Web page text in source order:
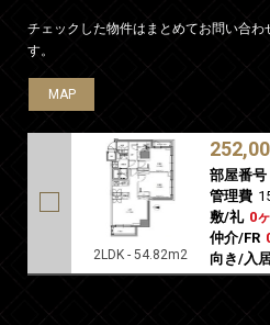
チェックした物件はまとめてお問い合わ
す。
MAP
2LDK - 54.82m2
部屋番号
管理費
敷/礼 0
仲介/FR
向き/入